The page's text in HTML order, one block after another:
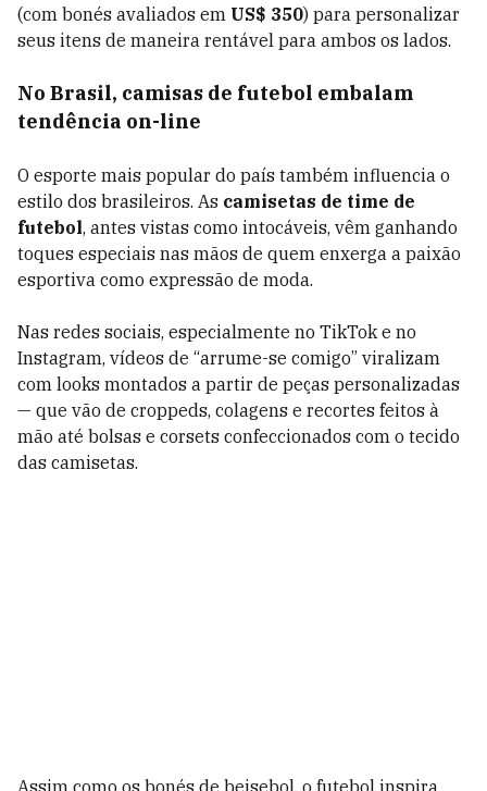
(com bonés avaliados em US$ 350) para personalizar
seus itens de maneira rentável para ambos os lados.
No Brasil, camisas de futebol embalam
tendência on-line
O esporte mais popular do país também influencia o
estilo dos brasileiros. As camisetas de time de
futebol, antes vistas como intocáveis, vêm ganhando
toques especiais nas mãos de quem enxerga a paixão
esportiva como expressão de moda.
Nas redes sociais, especialmente no TikTok e no
Instagram, vídeos de “arrume-se comigo” viralizam
com looks montados a partir de peças personalizadas
— que vão de croppeds, colagens e recortes feitos à
mão até bolsas e corsets confeccionados com o tecido
das camisetas.
Assim como os bonés de beisebol, o futebol inspira